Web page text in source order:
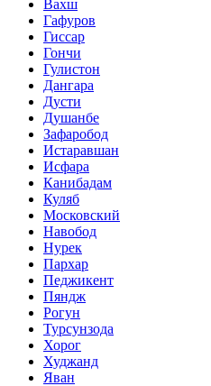
Вахш
Гафуров
Гиссар
Гончи
Гулистон
Дангара
Дусти
Душанбе
Зафаробод
Истаравшан
Исфара
Канибадам
Куляб
Московский
Навобод
Нурек
Пархар
Педжикент
Пяндж
Рогун
Турсунзода
Хорог
Худжанд
Яван